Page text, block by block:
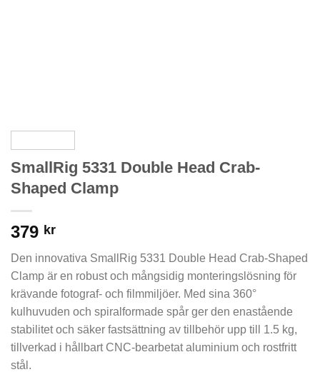
SmallRig 5331 Double Head Crab-
Shaped Clamp
379 kr
Den innovativa SmallRig 5331 Double Head Crab-Shaped
Clamp är en robust och mångsidig monteringslösning för
krävande fotograf- och filmmiljöer. Med sina 360°
kulhuvuden och spiralformade spår ger den enastående
stabilitet och säker fastsättning av tillbehör upp till 1.5 kg,
tillverkad i hållbart CNC-bearbetat aluminium och rostfritt
stål.